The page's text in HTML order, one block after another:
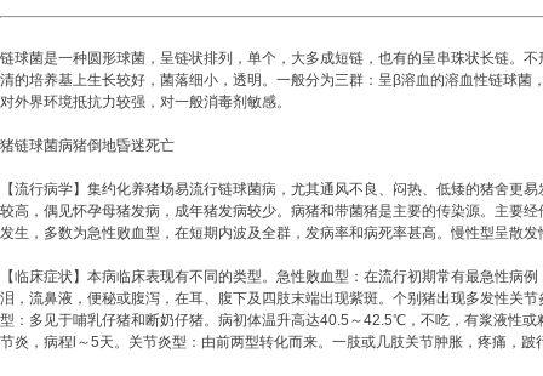
链球菌是一种圆形球菌，呈链状排列，单个，大多成短链，也有的呈串珠状长链。
清的培养基上生长较好，菌落细小，透明。一般分为三群：呈β溶血的溶血性链球
对外界环境抵抗力较强，对一般消毒剂敏感。
猪链球菌病猪倒地昏迷死亡
【流行病学】集约化养猪场易流行链球菌病，尤其通风不良、闷热、低矮的猪舍
较高，偶见怀孕母猪发病，成年猪发病较少。病猪和带菌猪是主要的传染源。主要
发生，多数为急性败血型，在短期内波及全群，发病率和病死率甚高。慢性型呈散
【临床症状】本病临床表现有不同的类型。急性败血型：在流行初期常有最急性
泪，流鼻液，便秘或腹泻，在耳、腹下及四肢末端出现紫斑。个别猪出现多发性关
型：多见于哺乳仔猪和断奶仔猪。病初体温升高达40.5～42.5℃，不吃，有浆液性
节炎，病程l～5天。关节炎型：由前两型转化而来。一肢或几肢关节肿胀，疼痛，